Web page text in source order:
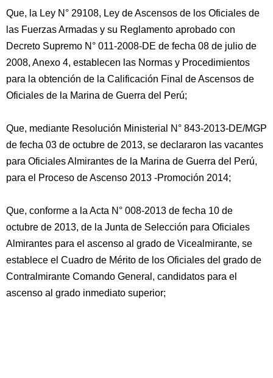
Que, la Ley N° 29108, Ley de Ascensos de los Oficiales de
las Fuerzas Armadas y su Reglamento aprobado con
Decreto Supremo N° 011-2008-DE de fecha 08 de julio de
2008, Anexo 4, establecen las Normas y Procedimientos
para la obtención de la Calificación Final de Ascensos de
Oficiales de la Marina de Guerra del Perú;
Que, mediante Resolución Ministerial N° 843-2013-DE/MGP
de fecha 03 de octubre de 2013, se declararon las vacantes
para Oficiales Almirantes de la Marina de Guerra del Perú,
para el Proceso de Ascenso 2013 -Promoción 2014;
Que, conforme a la Acta N° 008-2013 de fecha 10 de
octubre de 2013, de la Junta de Selección para Oficiales
Almirantes para el ascenso al grado de Vicealmirante, se
establece el Cuadro de Mérito de los Oficiales del grado de
Contralmirante Comando General, candidatos para el
ascenso al grado inmediato superior;